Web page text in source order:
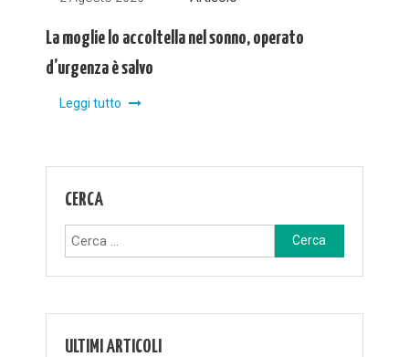
La moglie lo accoltella nel sonno, operato
d’urgenza è salvo
Leggi tutto
CERCA
Ricerca
per:
ULTIMI ARTICOLI